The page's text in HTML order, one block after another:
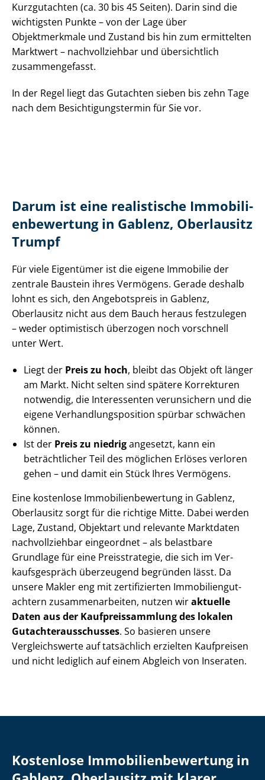
Kurzgutachten (ca. 30 bis 45 Seiten). Darin sind die
wichtigsten Punkte – von der Lage über
Objektmerkmale und Zustand bis hin zum ermittelten
Marktwert – nachvollziehbar und übersichtlich
zusammengefasst.
In der Regel liegt das Gutachten sieben bis zehn Tage
nach dem Be­sich­ti­gungs­ter­min für Sie vor.
Darum ist eine realistische Im­mo­bi­li­
en­be­wer­tung in Gablenz, Oberlausitz
Trumpf
Für viele Eigentümer ist die eigene Immobilie der
zentrale Baustein ihres Vermögens. Gerade deshalb
lohnt es sich, den Angebotspreis in Gablenz,
Oberlausitz nicht aus dem Bauch heraus festzulegen
– weder optimistisch überzogen noch vorschnell
unter Wert.
Liegt der Preis zu hoch, bleibt das Objekt oft länger
am Markt. Nicht selten sind spätere Korrekturen
notwendig, die Interessenten verunsichern und die
eigene Ver­hand­lungs­po­si­ti­on spürbar schwächen
können.
Ist der Preis zu niedrigangesetzt, kann ein
beträchtlicher Teil des möglichen Erlöses verloren
gehen – und damit ein Stück Ihres Vermögens.
Eine kostenlose Im­mo­bi­li­en­be­wer­tung in Gablenz,
Oberlausitz sorgt für die richtige Mitte. Dabei werden
Lage, Zustand, Objektart und relevante Marktdaten
nachvollziehbar eingeordnet – als belastbare
Grundlage für eine Preisstrategie, die sich im Ver­
kaufs­ge­spräch überzeugend begründen lässt. Da
unsere Makler eng mit zertifizierten Im­mo­bi­li­en­gut­
ach­tern zu­sam­men­ar­bei­ten, nutzen wiraktuelle
Daten aus der Kauf­preis­samm­lung des lokalen
Gut­ach­ter­aus­schus­ses. So basieren unsere
Vergleichswerte auf tatsächlich erzielten Kaufpreisen
und nicht lediglich auf einem Abgleich von Inseraten.
Kostenlose Im­mo­bi­li­en­be­wer­tung in